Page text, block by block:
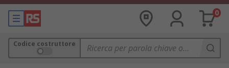
0
Codice costruttore